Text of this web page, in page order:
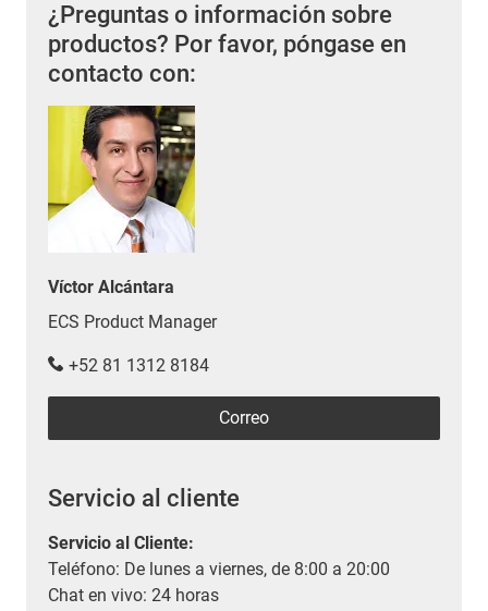
¿Preguntas o información sobre
productos? Por favor, póngase en
contacto con:
Víctor Alcántara
ECS Product Manager
+52 81 1312 8184
Correo
Servicio al cliente
Servicio al Cliente:
Teléfono: De lunes a viernes, de 8:00 a 20:00
Chat en vivo: 24 horas